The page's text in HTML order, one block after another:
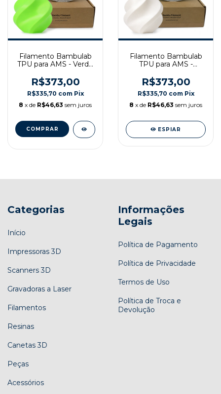
Filamento Bambulab
TPU para AMS - Verde
reutilizável, 1Kg
R$373,00
R$335,70 com Pix
8 x de R$46,63 sem juros
Filamento Bambulab
TPU para AMS -
reutilizável, 1Kg
R$373,00
R$335,70 com Pix
8 x de R$46,63 sem juros
ESPIAR
Categorias
Início
Impressoras 3D
Scanners 3D
Gravadoras a Laser
Filamentos
Resinas
Canetas 3D
Peças
Acessórios
Informações
Legais
Política de Pagamento
Política de Privacidade
Termos de Uso
Política de Troca e
Devolução